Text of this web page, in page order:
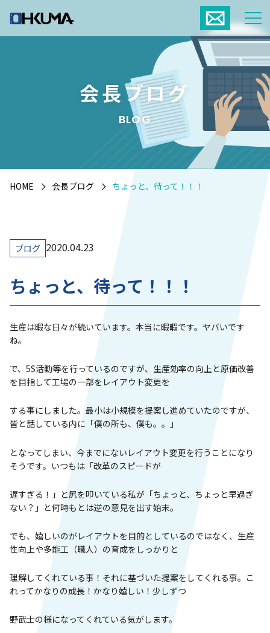
会長ブログ
BLOG
HOME 会長ブログ ちょっと、待って！！！
ブログ 2020.04.23
ちょっと、待って！！！
生産は暇な日々が続いています。本当に暇暇です。ヤバいです
ね。
で、5S活動等を行っているのですが、生産効率の向上と原価改善
を目指して工場の一部をレイアウト変更を
する事にしました。最小は小規模を提案し進めていたのですが、
皆と話している内に「僕の所も、僕も。。」
となってしまい、今までにないレイアウト変更を行うことになり
そうです。いつもは「改革のスピードが
遅すぎる！」と尻を叩いている私が「ちょっと、ちょっと早過ぎ
ない？」と何時もとは逆の意見を出す始末。
でも、嬉しいのがレイアウトを目的としているのではなく、生産
性向上や多能工（職人）の育成をしっかりと
理解してくれている事！それに基づいた提案をしてくれる事。こ
れってかなりの成長！かなり嬉しい！少しずつ
野武士の様になってくれている気がします。